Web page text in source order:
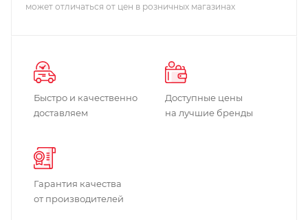
может отличаться от цен в розничных магазинах
Быстро и качественно
доставляем
Доступные цены
на лучшие бренды
Гарантия качества
от производителей